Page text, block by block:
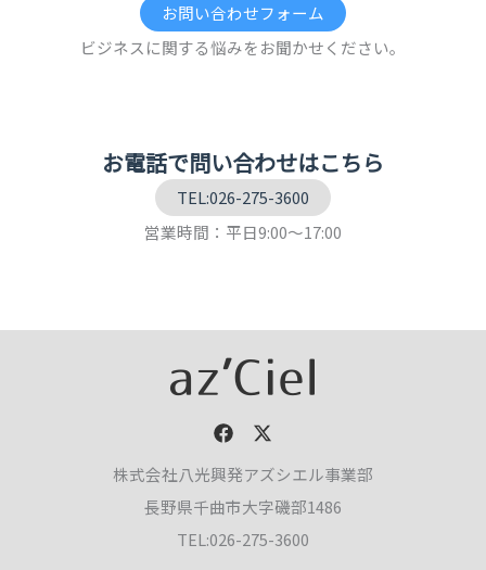
お問い合わせフォーム
ビジネスに関する悩みをお聞かせください。
お電話で問い合わせはこちら
TEL:026-275-3600
営業時間：平日9:00～17:00
株式会社八光興発アズシエル事業部
長野県千曲市大字磯部1486
TEL:026-275-3600